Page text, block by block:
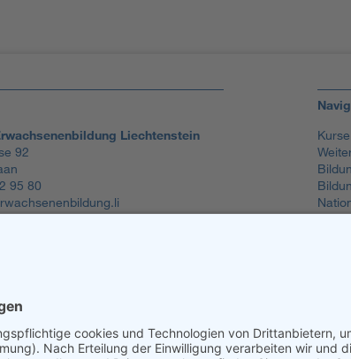
Liechtenstein
92
95 80
Kurse